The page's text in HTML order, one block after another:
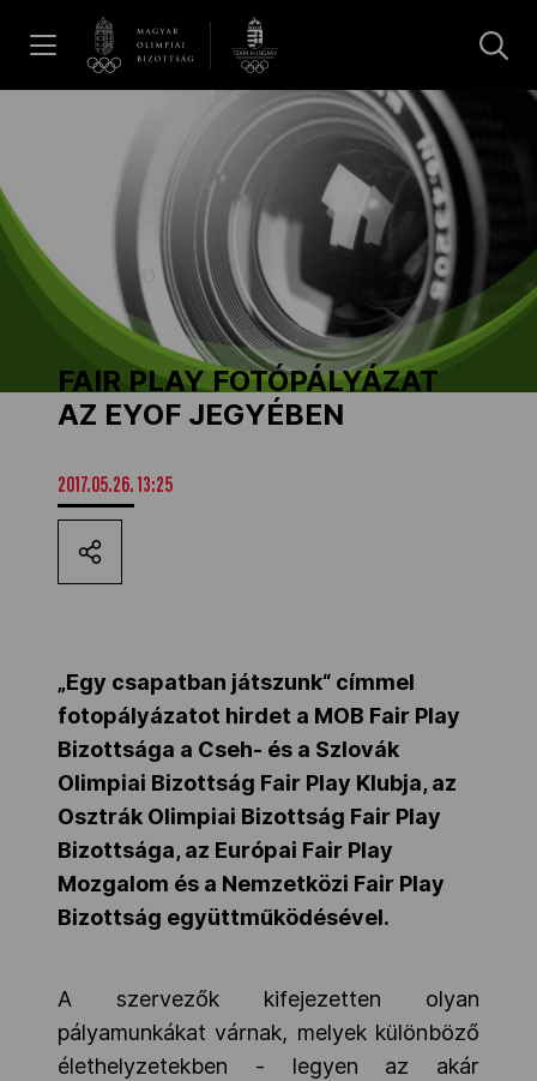
Galéria
Dakar 2026
Los Angeles 2028
MOB
Kettőskarrier-program
NOB
Társszervezetek
OVEP
Adatbank
FAIR PLAY FOTÓPÁLYÁZAT
AZ EYOF JEGYÉBEN
2017.05.26. 13:25
„Egy csapatban játszunk“ címmel
fotopályázatot hirdet a MOB Fair Play
Bizottsága a Cseh- és a Szlovák
Olimpiai Bizottság Fair Play Klubja, az
Osztrák Olimpiai Bizottság Fair Play
Bizottsága, az Európai Fair Play
Mozgalom és a Nemzetközi Fair Play
Bizottság együttműködésével.
A szervezők kifejezetten olyan
pályamunkákat várnak, melyek különböző
élethelyzetekben - legyen az akár